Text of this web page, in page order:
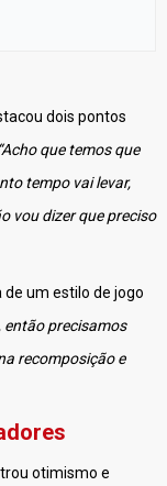
dois pontos
“Acho que temos que
tempo vai levar,
vou dizer que preciso
um estilo de jogo
então precisamos
recomposição e
otimismo e